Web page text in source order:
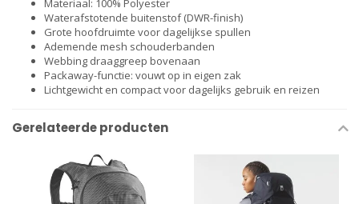
Materiaal: 100% Polyester
Waterafstotende buitenstof (DWR-finish)
Grote hoofdruimte voor dagelijkse spullen
Ademende mesh schouderbanden
Webbing draaggreep bovenaan
Packaway-functie: vouwt op in eigen zak
Lichtgewicht en compact voor dagelijks gebruik en reizen
Gerelateerde producten